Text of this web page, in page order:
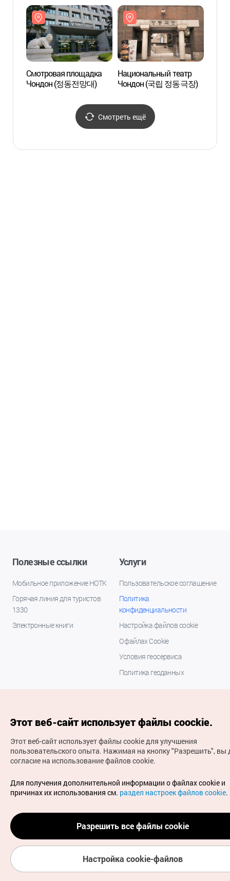
Смотровая площадка
Чондон (정동전망대)
Национальный театр
Чондон (국립 정동극장)
Смотреть ещё
Полезные ссылки
Мобильное приложение НОТК
Горячая линия для туристов
1330
Электронные книги
Услуги
Пользовательское соглашение
Политика
конфиденциальности
Настройка файлов cookie
О файлах Cookie
Условия геосервиса
Политика геоданных
(с) Национальная организация туризма Кореи Все
права защищены
Для извещения об ошибках и проблемах, связанных с
работой веб-сайта, направляйте ваши запросы на
официальный адрес электронной почты
russian@knto.or.kr
Этот веб-сайт использует файлы coockie.
Этот веб-сайт использует файлы cookie для улучшения
пользовательского опыта. Нажимая на кнопку "Разрешить", вы
согласие на использование файлов cookie.
Для получения дополнительной информации о файлах cookie и
причинах их использования см. раздел настроек файлов cookie.
Разрешить все файлы cookie
Настройка cookie-файлов